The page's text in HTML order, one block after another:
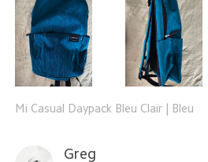
Mi Casual Daypack Bleu Clair| Bleu
Greg